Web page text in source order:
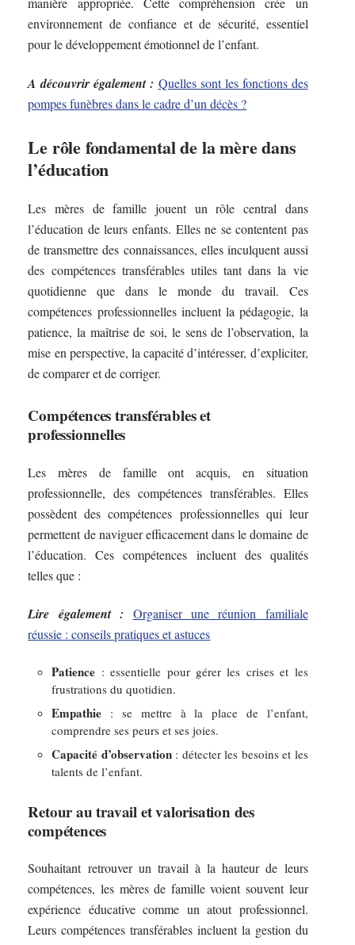
environnement de confiance et de sécurité, essentiel
pour le développement émotionnel de l’enfant.
A découvrir également : Quelles sont les fonctions des
pompes funèbres dans le cadre d’un décès ?
Le rôle fondamental de la mère dans
l’éducation
Les mères de famille jouent un rôle central dans
l’éducation de leurs enfants. Elles ne se contentent pas
de transmettre des connaissances, elles inculquent aussi
des compétences transférables utiles tant dans la vie
quotidienne que dans le monde du travail. Ces
compétences professionnelles incluent la pédagogie, la
patience, la maîtrise de soi, le sens de l’observation, la
mise en perspective, la capacité d’intéresser, d’expliciter,
de comparer et de corriger.
Compétences transférables et
professionnelles
Les mères de famille ont acquis, en situation
professionnelle, des compétences transférables. Elles
possèdent des compétences professionnelles qui leur
permettent de naviguer efficacement dans le domaine de
l’éducation. Ces compétences incluent des qualités
telles que :
Lire également :
Organiser une réunion familiale
réussie : conseils pratiques et astuces
Patience : essentielle pour gérer les crises et les
frustrations du quotidien.
Empathie : se mettre à la place de l’enfant,
comprendre ses peurs et ses joies.
Capacité d’observation: détecter les besoins et les
talents de l’enfant.
Retour au travail et valorisation des
compétences
Souhaitant retrouver un travail à la hauteur de leurs
compétences, les mères de famille voient souvent leur
expérience éducative comme un atout professionnel.
Leurs compétences transférables incluent la gestion du